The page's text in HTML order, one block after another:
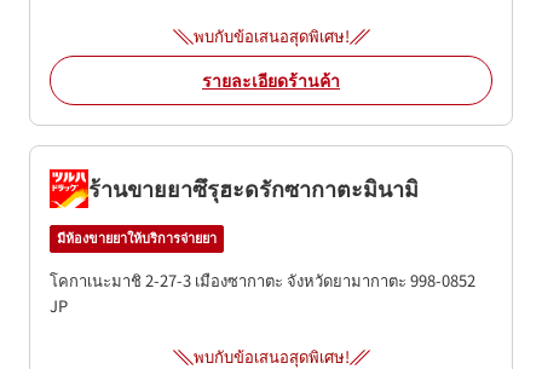
พบกับข้อเสนอสุดพิเศษ!
รายละเอียดร้านค้า
ร้านขายยาซึรุฮะดรักซากาตะมินามิ
มีห้องขายยาให้บริการจ่ายยา
โคกาเนะมาชิ 2-27-3 เมืองซากาตะ จังหวัดยามากาตะ 998-0852
JP
พบกับข้อเสนอสุดพิเศษ!